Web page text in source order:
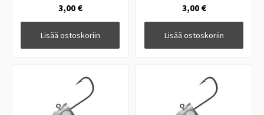
3,00 €
Lisää ostoskoriin
3,00 €
Lisää ostoskoriin